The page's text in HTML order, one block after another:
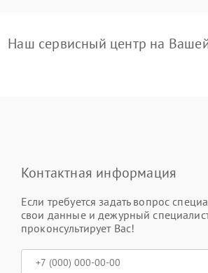
Наш сервисный центр на
Контактная информация
Если требуется задать вопрос
свои данные и дежурный
проконсультирует Вас!